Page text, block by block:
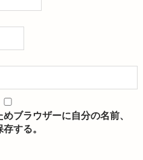
ブラウザーに自分の名前、
する。